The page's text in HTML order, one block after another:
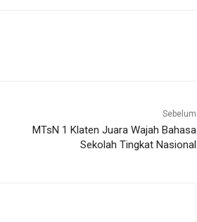
Sebelum
MTsN 1 Klaten Juara Wajah Bahasa
Sekolah Tingkat Nasional